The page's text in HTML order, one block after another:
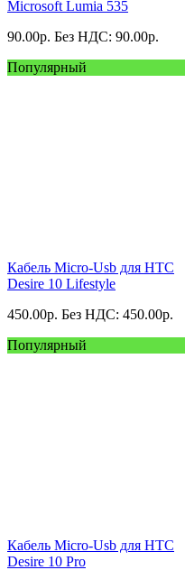
Microsoft Lumia 535
90.00р. Без НДС: 90.00р.
Популярный
Кабель Micro-Usb для HTC
Desire 10 Lifestyle
450.00р. Без НДС: 450.00р.
Популярный
Кабель Micro-Usb для HTC
Desire 10 Pro